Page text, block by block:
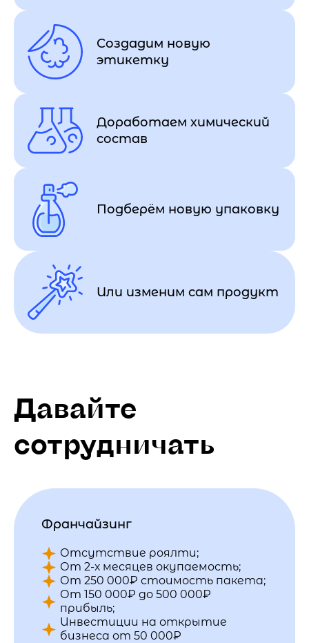
Создадим новую
этикетку
Доработаем химический
состав
Подберём новую упаковку
Или изменим сам продукт
Давайте
сотрудничать
Франчайзинг
Отсутствие роялти;
От 2-х месяцев окупаемость;
От 250 000₽ стоимость пакета;
От 150 000₽ до 500 000₽
прибыль;
Инвестиции на открытие
бизнеса от 50 000₽